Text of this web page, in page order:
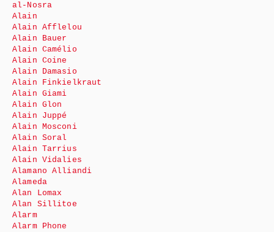
al-Nosra
Alain
Alain Afflelou
Alain Bauer
Alain Camélio
Alain Coine
Alain Damasio
Alain Finkielkraut
Alain Giami
Alain Glon
Alain Juppé
Alain Mosconi
Alain Soral
Alain Tarrius
Alain Vidalies
Alamano Alliandi
Alameda
Alan Lomax
Alan Sillitoe
Alarm
Alarm Phone